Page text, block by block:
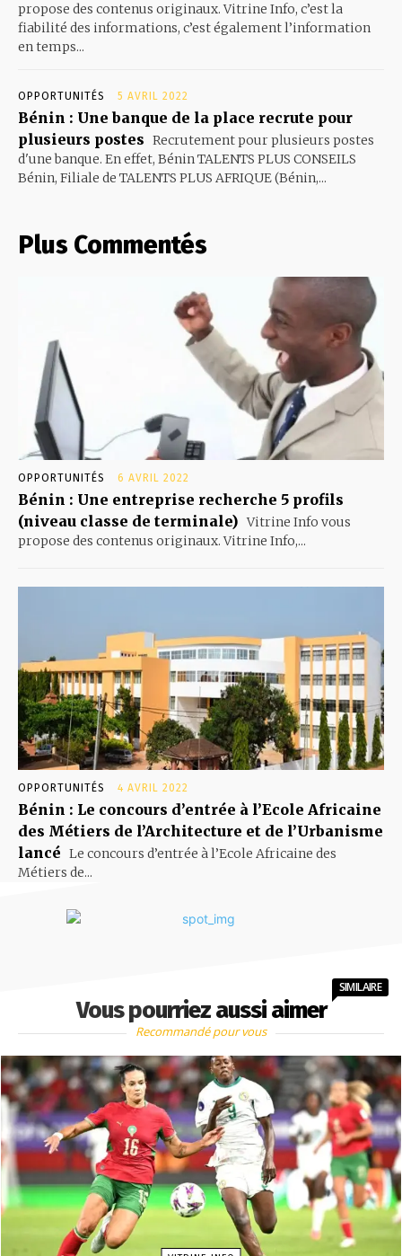
propose des contenus originaux. Vitrine Info, c’est la
fiabilité des informations, c’est également l’information
en temps...
OPPORTUNITÉS 5 AVRIL 2022
Bénin : Une banque de la place recrute pour
plusieurs postes Recrutement pour plusieurs postes
d'une banque. En effet, Bénin TALENTS PLUS CONSEILS
Bénin, Filiale de TALENTS PLUS AFRIQUE (Bénin,...
Plus Commentés
OPPORTUNITÉS 6 AVRIL 2022
Bénin : Une entreprise recherche 5 profils
(niveau classe de terminale) Vitrine Info vous
propose des contenus originaux. Vitrine Info,...
OPPORTUNITÉS 4 AVRIL 2022
Bénin : Le concours d’entrée à l’Ecole Africaine
des Métiers de l’Architecture et de l’Urbanisme
lancé Le concours d’entrée à l’Ecole Africaine des
Métiers de...
Vous pourriez aussi aimer
SIMILAIRE
Recommandé pour vous